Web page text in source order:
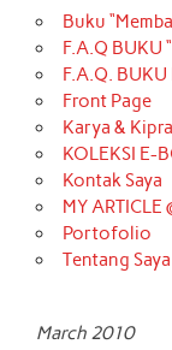
Buku
F.A.Q BUKU
F.A.Q. BUKU
Front Page
Karya &
KOLEKSI E-
Kontak Saya
MY ARTICLE
Portofolio
Tentang Saya
March 2010